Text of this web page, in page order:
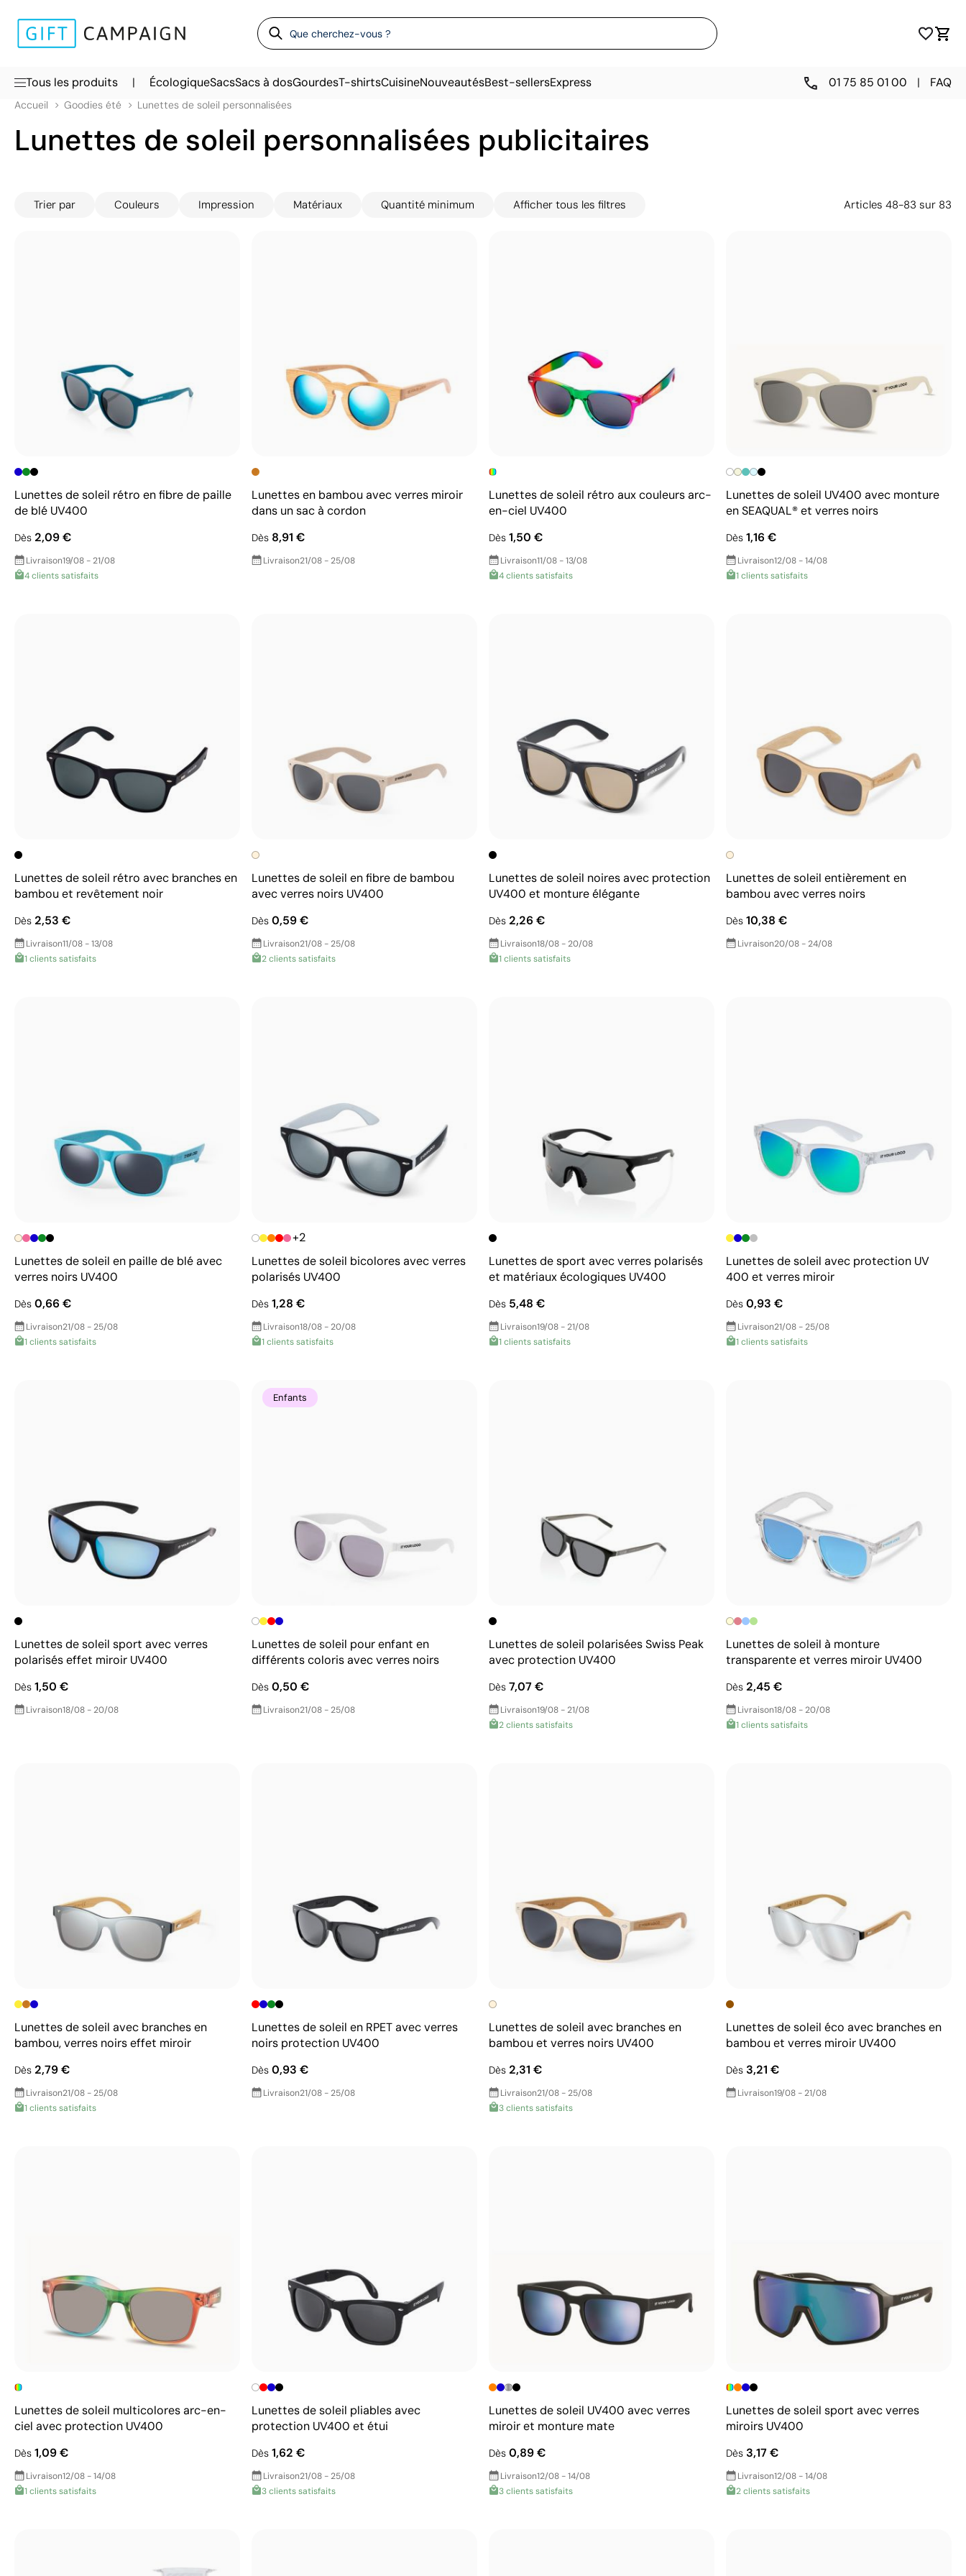
Tous les produits | ÉcologiqueSacsSacs à dosGourdesT-shirtsCuisineNouveautésBest-sellersExpress 01 75 85 01 00 | FAQ
Accueil Goodies été Lunettes de soleil personnalisées
Lunettes de soleil personnalisées publicitaires
Trier par Couleurs Impression Matériaux Quantité minimum Afficher tous les filtres Articles 48-83 sur 83
Lunettes de soleil rétro en fibre de paille
de blé UV400
Dès 2,09 €
Livraison19/08 - 21/08
4 clients satisfaits
Lunettes en bambou avec verres miroir
dans un sac à cordon
Dès 8,91 €
Livraison21/08 - 25/08
Lunettes de soleil rétro aux couleurs arc-
en-ciel UV400
Dès 1,50 €
Livraison11/08 - 13/08
4 clients satisfaits
Lunettes de soleil UV400 avec monture
en SEAQUAL® et verres noirs
Dès 1,16 €
Livraison12/08 - 14/08
1 clients satisfaits
Lunettes de soleil rétro avec branches en
bambou et revêtement noir
Dès 2,53 €
Livraison11/08 - 13/08
1 clients satisfaits
Lunettes de soleil en fibre de bambou
avec verres noirs UV400
Dès 0,59 €
Livraison21/08 - 25/08
2 clients satisfaits
Lunettes de soleil noires avec protection
UV400 et monture élégante
Dès 2,26 €
Livraison18/08 - 20/08
1 clients satisfaits
Lunettes de soleil entièrement en
bambou avec verres noirs
Dès 10,38 €
Livraison20/08 - 24/08
Lunettes de soleil en paille de blé avec
verres noirs UV400
Dès 0,66 €
Livraison21/08 - 25/08
1 clients satisfaits
+2
Lunettes de soleil bicolores avec verres
polarisés UV400
Dès 1,28 €
Livraison18/08 - 20/08
1 clients satisfaits
Lunettes de sport avec verres polarisés
et matériaux écologiques UV400
Dès 5,48 €
Livraison19/08 - 21/08
1 clients satisfaits
Lunettes de soleil avec protection UV
400 et verres miroir
Dès 0,93 €
Livraison21/08 - 25/08
1 clients satisfaits
Lunettes de soleil sport avec verres
polarisés effet miroir UV400
Dès 1,50 €
Livraison18/08 - 20/08
Enfants
Lunettes de soleil pour enfant en
différents coloris avec verres noirs
Dès 0,50 €
Livraison21/08 - 25/08
Lunettes de soleil polarisées Swiss Peak
avec protection UV400
Dès 7,07 €
Livraison19/08 - 21/08
2 clients satisfaits
Lunettes de soleil à monture
transparente et verres miroir UV400
Dès 2,45 €
Livraison18/08 - 20/08
1 clients satisfaits
Lunettes de soleil avec branches en
bambou, verres noirs effet miroir
Dès 2,79 €
Livraison21/08 - 25/08
1 clients satisfaits
Lunettes de soleil en RPET avec verres
noirs protection UV400
Dès 0,93 €
Livraison21/08 - 25/08
Lunettes de soleil avec branches en
bambou et verres noirs UV400
Dès 2,31 €
Livraison21/08 - 25/08
3 clients satisfaits
Lunettes de soleil éco avec branches en
bambou et verres miroir UV400
Dès 3,21 €
Livraison19/08 - 21/08
Lunettes de soleil multicolores arc-en-
ciel avec protection UV400
Dès 1,09 €
Livraison12/08 - 14/08
1 clients satisfaits
Lunettes de soleil pliables avec
protection UV400 et étui
Dès 1,62 €
Livraison21/08 - 25/08
3 clients satisfaits
Lunettes de soleil UV400 avec verres
miroir et monture mate
Dès 0,89 €
Livraison12/08 - 14/08
3 clients satisfaits
Lunettes de soleil sport avec verres
miroirs UV400
Dès 3,17 €
Livraison12/08 - 14/08
2 clients satisfaits